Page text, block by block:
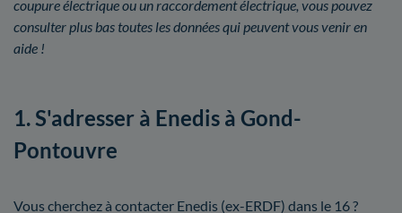
coupure électrique ou un raccordement électrique, vous pouvez
consulter plus bas toutes les données qui peuvent vous venir en
aide !
1. S'adresser à Enedis à Gond-
Pontouvre
Vous cherchez à contacter Enedis (ex-ERDF) dans le 16 ?